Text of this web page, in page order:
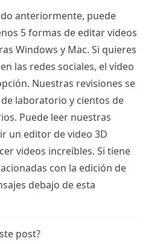
anteriormente, puede
5 formas de editar videos
Windows y Mac. Si quieres
las redes sociales, el vídeo
Nuestras revisiones se
laboratorio y cientos de
Puede leer nuestras
un editor de video 3D
videos increíbles. Si tiene
con la edición de
debajo de esta
post?